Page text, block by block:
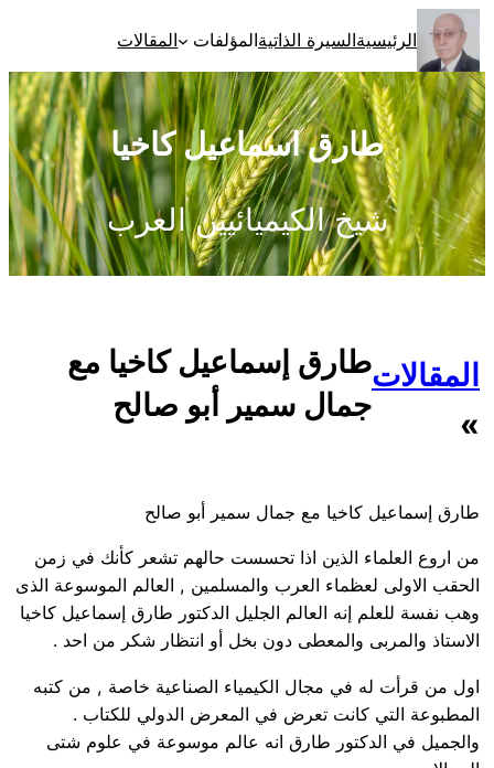
تخطى
إلى
المحتوى
الرئيسيةالسيرة الذاتيةالمؤلفات المقالات
طارق اسماعيل كاخيا
شيخ الكيميائيين العرب
المقالات
»
طارق إسماعيل كاخيا مع
جمال سمير أبو صالح
طارق إسماعيل كاخيا مع جمال سمير أبو صالح
من اروع العلماء الذين اذا تحسست حالهم تشعر كأنك في زمن
الحقب الاولى لعظماء العرب والمسلمين , العالم الموسوعة الذى
وهب نفسة للعلم إنه العالم الجليل الدكتور طارق إسماعيل كاخيا
الاستاذ والمربى والمعطى دون بخل أو انتظار شكر من احد .
اول من قرأت له في مجال الكيمياء الصناعية خاصة , من كتبه
المطبوعة التي كانت تعرض في المعرض الدولي للكتاب .
والجميل في الدكتور طارق انه عالم موسوعة في علوم شتى